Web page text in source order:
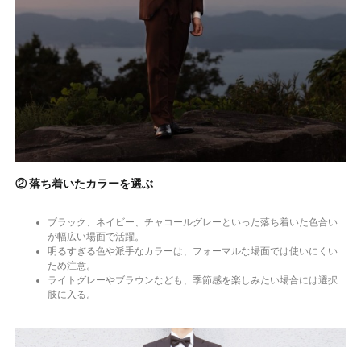
② 落ち着いたカラーを選ぶ
ブラック、ネイビー、チャコールグレーといった落ち着いた色合い
が幅広い場面で活躍。
明るすぎる色や派手なカラーは、フォーマルな場面では使いにくい
ため注意。
ライトグレーやブラウンなども、季節感を楽しみたい場合には選択
肢に入る。